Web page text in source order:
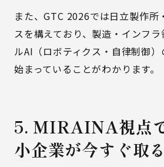
また、GTC 2026では日立製作所
スを構えており、製造・インフ
ルAI（ロボティクス・自律制御
始まっていることがわかります。
5. MIRAINA視点
小企業が今すぐ取